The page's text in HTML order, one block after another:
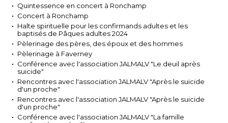
Quintessence en concert à Ronchamp
Concert à Ronchamp
Halte spirituelle pour les confirmands adultes et les
baptisés de Pâques adultes 2024
Pèlerinage des pères, des époux et des hommes
Pèlerinage à Faverney
Conférence avec l'association JALMALV "Le deuil après
suicide"
Rencontres avec l'association JALMALV "Après le suicide
d'un proche"
Rencontres avec l'association JALMALV "Après le suicide
d'un proche"
Conférence avec l'association JALMALV "La famille